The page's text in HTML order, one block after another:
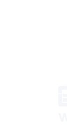
Газонные